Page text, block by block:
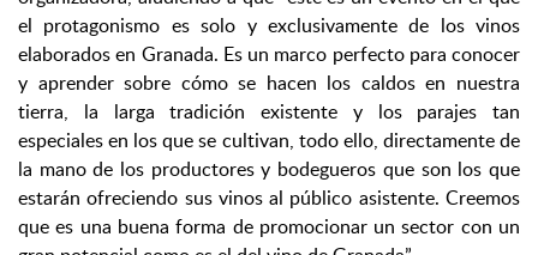
el protagonismo es solo y exclusivamente de los vinos
elaborados en Granada. Es un marco perfecto para conocer
y aprender sobre cómo se hacen los caldos en nuestra
tierra, la larga tradición existente y los parajes tan
especiales en los que se cultivan, todo ello, directamente de
la mano de los productores y bodegueros que son los que
estarán ofreciendo sus vinos al público asistente. Creemos
que es una buena forma de promocionar un sector con un